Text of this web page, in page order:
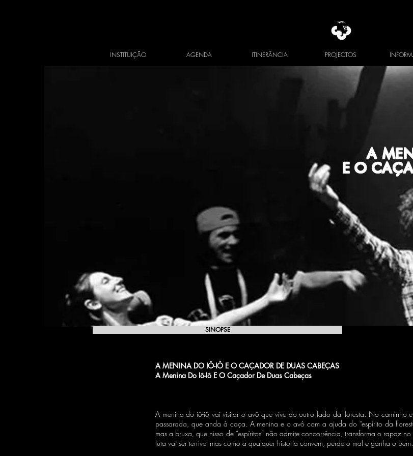
INSTITUIÇÃO AGENDA ITINERÂNCIA PROJECTOS
A
E O
SINOPSE
A MENINA DO IÔ-IÔ E O CAÇADOR DE DUAS CABEÇAS
A Menina Do Iô-Iô E O Caçador De Duas Cabeças
A menina do iô-iô vai visitar o avô que vive do outro lado da floresta. No caminho
passarada, que anda à caça. A menina e o avô com a ajuda do “espírito da
mas a bruxa, que nisso de “espíritos” não admite concorrência, transforma o rapaz
luta vai ser terrível mas como a qualquer história convém, perde o mal e ganha o bem.